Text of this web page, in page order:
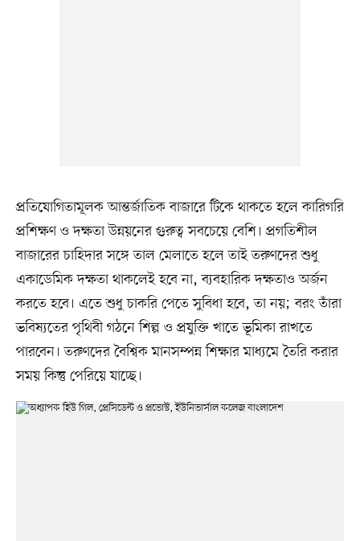
প্রতিযোগিতামূলক আন্তর্জাতিক বাজারে টিকে থাকতে হলে কারিগরি
প্রশিক্ষণ ও দক্ষতা উন্নয়নের গুরুত্ব সবচেয়ে বেশি। প্রগতিশীল
বাজারের চাহিদার সঙ্গে তাল মেলাতে হলে তাই তরুণদের শুধু
একাডেমিক দক্ষতা থাকলেই হবে না, ব্যবহারিক দক্ষতাও অর্জন
করতে হবে। এতে শুধু চাকরি পেতে সুবিধা হবে, তা নয়; বরং তাঁরা
ভবিষ্যতের পৃথিবী গঠনে শিল্প ও প্রযুক্তি খাতে ভূমিকা রাখতে
পারবেন। তরুণদের বৈশ্বিক মানসম্পন্ন শিক্ষার মাধ্যমে তৈরি করার
সময় কিন্তু পেরিয়ে যাচ্ছে।